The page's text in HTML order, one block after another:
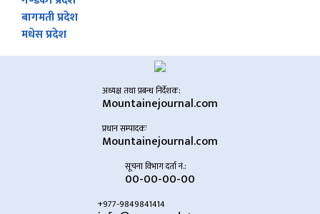
बागमती प्रदेश
मधेस प्रदेश
अध्यक्ष तथा प्रबन्ध निर्देशक:
Mountainejournal.com
प्रधान सम्पादकः
Mountainejournal.com
सूचना विभाग दर्ता नं.:
00-00-00-00
+977-9849841414